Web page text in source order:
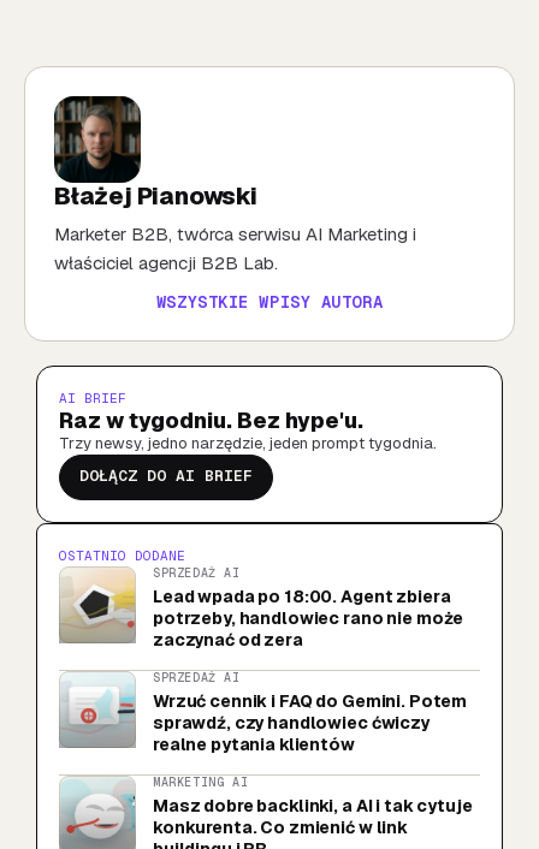
Błażej Pianowski
Marketer B2B, twórca serwisu AI Marketing i
właściciel agencji B2B Lab.
WSZYSTKIE WPISY AUTORA
AI BRIEF
Raz w tygodniu. Bez hype'u.
Trzy newsy, jedno narzędzie, jeden prompt tygodnia.
DOŁĄCZ DO AI BRIEF
OSTATNIO DODANE
SPRZEDAŻ AI
Lead wpada po 18:00. Agent zbiera
potrzeby, handlowiec rano nie może
zaczynać od zera
SPRZEDAŻ AI
Wrzuć cennik i FAQ do Gemini. Potem
sprawdź, czy handlowiec ćwiczy
realne pytania klientów
MARKETING AI
Masz dobre backlinki, a AI i tak cytuje
konkurenta. Co zmienić w link